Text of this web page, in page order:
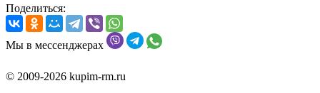
Поделиться:
Мы в мессенджерах
© 2009-2026 kupim-rm.ru